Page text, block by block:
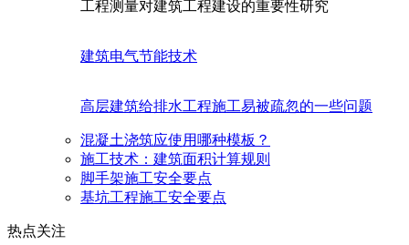
工程测量对建筑工程建设的重要性研究
建筑电气节能技术
高层建筑给排水工程施工易被疏忽的一些问题
混凝土浇筑应使用哪种模板？
施工技术：建筑面积计算规则
脚手架施工安全要点
基坑工程施工安全要点
热点关注